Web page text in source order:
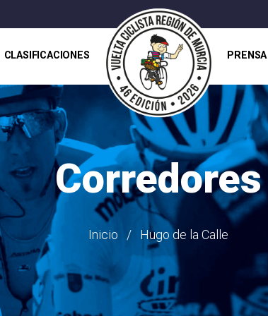
CLASIFICACIONES PRENSA
Corredores
Inicio Hugo de la Calle